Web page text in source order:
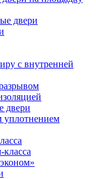
двери
с внутренней
двери
уплотнением